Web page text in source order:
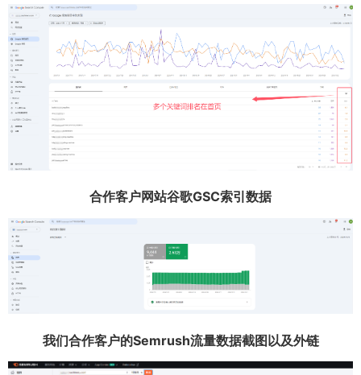
合作客户网站谷歌GSC索引数据
我们合作客户的Semrush流量数据截图以及外链